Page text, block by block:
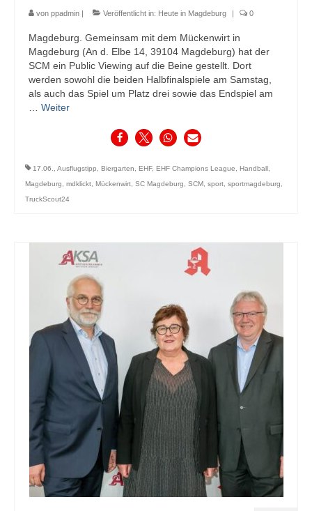
von ppadmin Veröffentlicht in: Heute in Magdeburg 0
Magdeburg. Gemeinsam mit dem Mückenwirt in
Magdeburg (An d. Elbe 14, 39104 Magdeburg) hat der
SCM ein Public Viewing auf die Beine gestellt. Dort
werden sowohl die beiden Halbfinalspiele am Samstag,
als auch das Spiel um Platz drei sowie das Endspiel am
… Weiter
17.06., Ausflugstipp, Biergarten, EHF, EHF Champions League, Handball ,
Magdeburg, mdklickt, Mückenwirt, SC Magdeburg, SCM, sport, sportmagdeburg,
TruckScout24